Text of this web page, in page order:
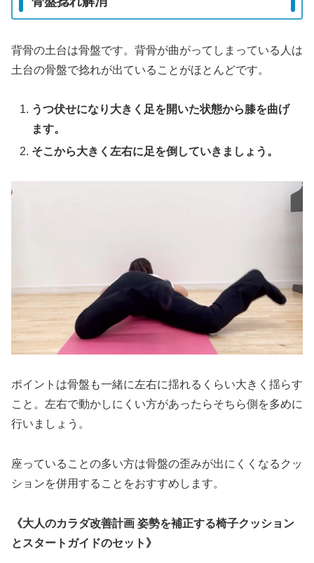
背骨の土台は骨盤です。背骨が曲がってしまっている人は
土台の骨盤で捻れが出ていることがほとんどです。
うつ伏せになり大きく足を開いた状態から膝を曲げ
ます。
そこから大きく左右に足を倒していきましょう。
ポイントは骨盤も一緒に左右に揺れるくらい大きく揺らす
こと。左右で動かしにくい方があったらそちら側を多めに
行いましょう。
座っていることの多い方は骨盤の歪みが出にくくなるクッ
ションを併用することをおすすめします。
《大人のカラダ改善計画 姿勢を補正する椅子クッション
とスタートガイドのセット》